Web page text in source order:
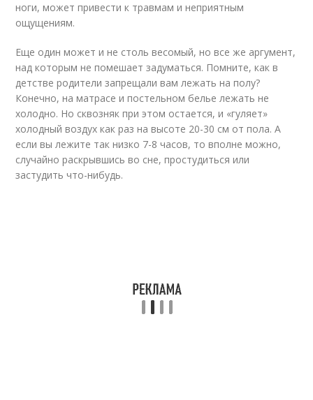
ноги, может привести к травмам и неприятным
ощущениям.
Еще один может и не столь весомый, но все же аргумент,
над которым не помешает задуматься. Помните, как в
детстве родители запрещали вам лежать на полу?
Конечно, на матрасе и постельном белье лежать не
холодно. Но сквозняк при этом остается, и «гуляет»
холодный воздух как раз на высоте 20-30 см от пола. А
если вы лежите так низко 7-8 часов, то вполне можно,
случайно раскрывшись во сне, простудиться или
застудить что-нибудь.